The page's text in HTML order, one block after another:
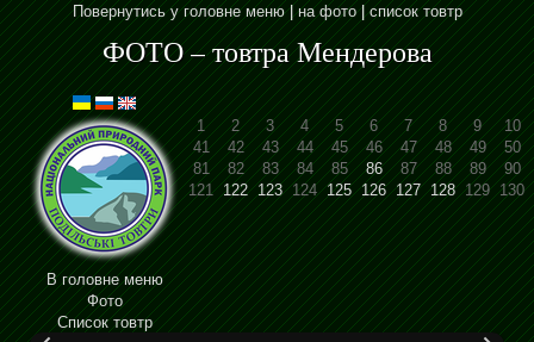
Повернутись у головне меню|на фото|список товтр
ФОТО – товтра Мендерова
В головне меню
Фото
Cписок товтр
1 2 3 4 5 6 7 8 9
10
41 42 43 44 45 46 47 48 49 50
81 82 83 84 85 86 87 88 89 90
121 122 123 124 125 126 127 128 129130